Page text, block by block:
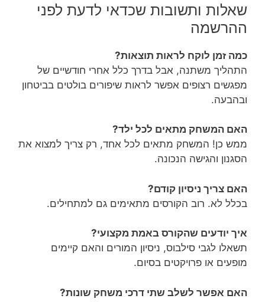
שאלות ותשובות שכדאי לדעת לפני
ההרשמה
כמה זמן לוקח לראות תוצאות?
התהליך משתנה, אבל בדרך כלל אחרי חודשיים של
מפגשים רצופים אפשר לראות שיפורים בולטים בביטחון
ובהבעה.
האם המשחק מתאים לכל ילד?
ממש כן! המשחק מתאים לכל אחד, רק צריך למצוא את
הסגנון והגישה הנכונה.
האם צריך ניסיון קודם?
בכלל לא. רוב הקורסים מתאימים גם למתחילים.
איך יודעים שהקורס באמת מקצועי?
תשאלו לגבי סילבוס, ניסיון המורים והאם קיימים
מופעים או פרויקטים בסיום.
האם אפשר לשלב שתי דרכי משחק שונות?